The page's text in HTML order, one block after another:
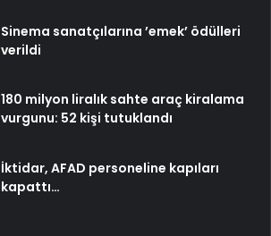
Sinema sanatçılarına ’emek’ ödülleri
verildi
180 milyon liralık sahte araç kiralama
vurgunu: 52 kişi tutuklandı
İktidar, AFAD personeline kapıları
kapattı…